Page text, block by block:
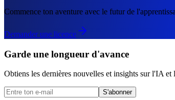
Commence ton aventure avec le futur de
Demander une licence
Garde une longueur d'avance
Obtiens les dernières nouvelles et insights sur l'IA
S'abonner